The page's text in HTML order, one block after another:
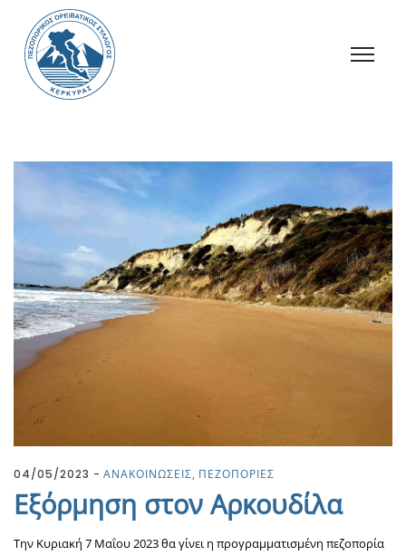
04/05/2023 ΑΝΑΚΟΙΝΩΣΕΙΣ ΠΕΖΟΠΟΡΙΕΣ
Εξόρμηση στον Αρκουδίλα
Την Κυριακή 7 Μαΐου 2023 θα γίνει η προγραμματισμένη πεζοπορία